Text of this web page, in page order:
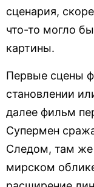
сценария,
что-то могло
картины.
Первые сцены
становлении
далее фильм
Супермен
Следом, там же
мирском